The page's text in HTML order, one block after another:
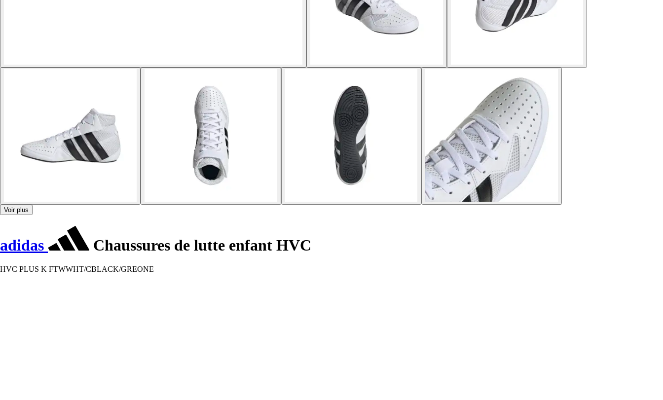
Voir plus
adidas Chaussures de lutte enfant HVC
HVC PLUS K FTWWHT/CBLACK/GREONE